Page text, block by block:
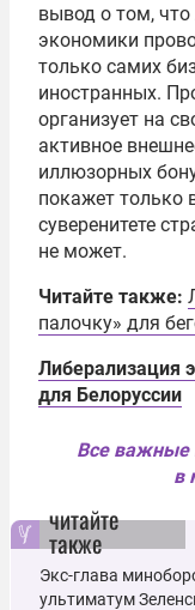
вывод о том, что
экономики
только самих
иностранных.
организует на
активное
иллюзорных
покажет только
суверенитете
не может.
Читайте также:
палочку» для
Либерализация
для Белоруссии
Все важные
в
читайте
также
Экс-глава
ультиматум